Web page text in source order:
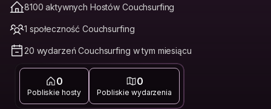
8100 aktywnych Hostów Couchsurfing
1 społeczność Couchsurfing
20 wydarzeń Couchsurfing w tym miesiącu
0
Pobliskie hosty
0
Pobliskie wydarzenia